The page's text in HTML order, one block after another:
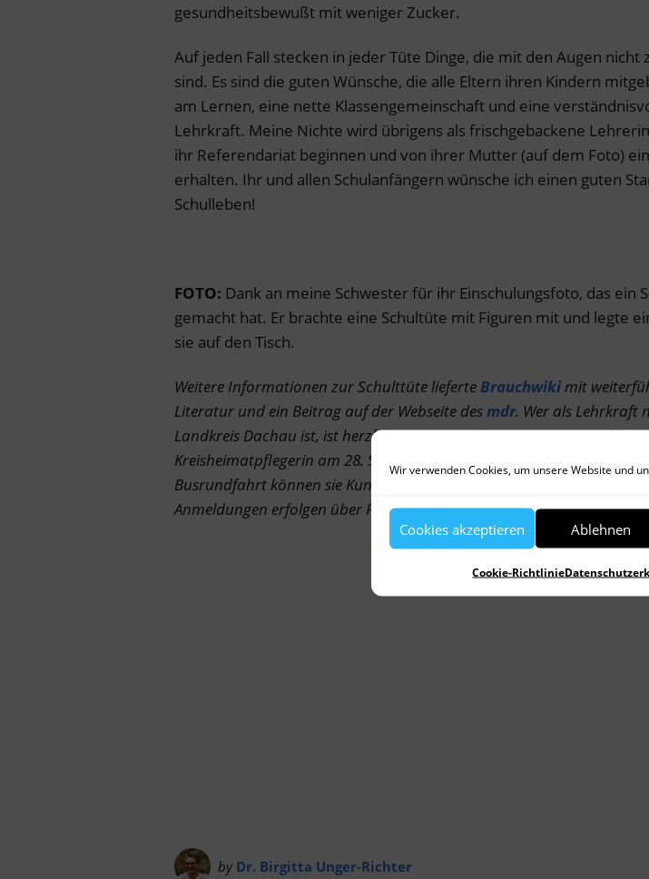
Wir verwenden Cookies, um unsere Website und
Cookies akzeptieren Ablehnen
Cookie-Richtlinie
gesundheitsbewußt mit weniger Zucker.
Auf jeden Fall stecken in jeder Tüte Dinge, die mit den Augen nicht
sind. Es sind die guten Wünsche, die alle Eltern ihren Kindern
am Lernen, eine nette Klassengemeinschaft und eine
Lehrkraft. Meine Nichte wird übrigens als frischgebackene
ihr Referendariat beginnen und von ihrer Mutter (auf dem Foto)
erhalten. Ihr und allen Schulanfängern wünsche ich einen guten
Schulleben!
FOTO: Dank an meine Schwester für ihr Einschulungsfoto, das ein
gemacht hat. Er brachte eine Schultüte mit Figuren mit und legte
sie auf den Tisch.
Weitere Informationen zur Schulttüte lieferte Brauchwiki mit
Literatur und ein Beitrag auf der Webseite des mdr. Wer als Lehrkraft
Landkreis Dachau ist, ist herzlich zu einer „Schnuppertour“ mit der
Kreisheimatpflegerin am 28. September eingeladen. Bei der
Busrundfahrt können sie Kunst, Kultur und viele Ansprechpartner
Anmeldungen erfolgen über FIBS.
by Dr. Birgitta Unger-Richter